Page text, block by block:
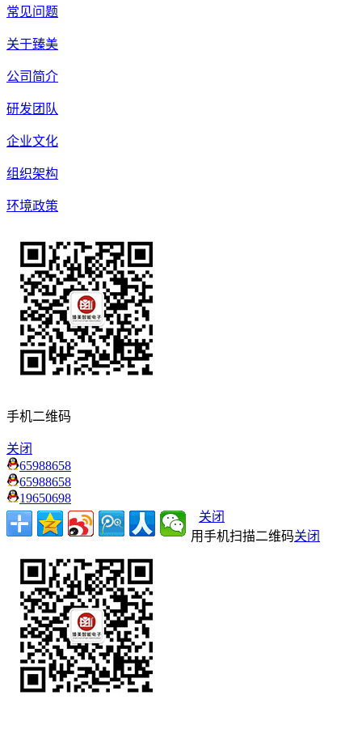
常见问题
关于臻美
公司简介
研发团队
企业文化
组织架构
环境政策
手机二维码
关闭
65988658
65988658
19650698
关闭
用手机扫描二维码关闭